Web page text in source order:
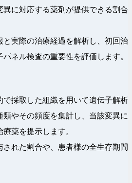
異に対応する薬剤が提供できる割合
と実際の治療経過を解析し、初回治
ネル検査の重要性を評価します。
で採取した組織を用いて遺伝子解析
類やその頻度を集計し、当該変異に
薬を提示します。
れた割合や、患者様の全生存期間